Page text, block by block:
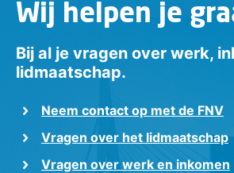
Wij helpen je
Bij al je vragen over werk,
lidmaatschap.
Neem contact op met de FNV
Vragen over het lidmaatschap
Vragen over werk en inkomen